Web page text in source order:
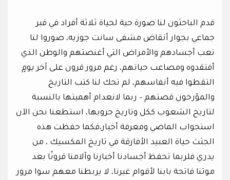
قدم الباحثون لنا صورة حية لحياة ثلاثة أفراد في قبر
جماعي بجوار أنقاض مشفى سانت جوزيه، صوروا لنا
تعب أجسادهم والأمراض التي أغنصتهم والوطن الذي
أفتقدوه ومصاعب حياتهم، رغم مرور قرون على آخر يومٍ
التقطوا فيه أنفاسهم، لم تحك لنا كتب التاريخ
والمؤرخون قصتهم – ربما لانعدام أهميتها بالنسبة
لتاريخ الشعوب ككل وتاريخ حروبها، استطعنا نحن الآن
استجواب الماضي ومعرفة أخبار،فكما حفظت هذه
الجثث حياة العبيد الأفارقة في تاريخ المكسيك ، من
يدري فلربما تحفظ أجسادنا أخبارنا وآلامنا قرونًا بعد
موتنا فاتحة بابنا لأقوام غيرنا، لا يربطنا معهم سوا مرور